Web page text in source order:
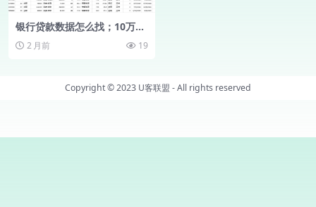
银行贷款数据怎么找；10万数
2 月前 19
Copyright © 2023 U客联盟 - All rights reserved